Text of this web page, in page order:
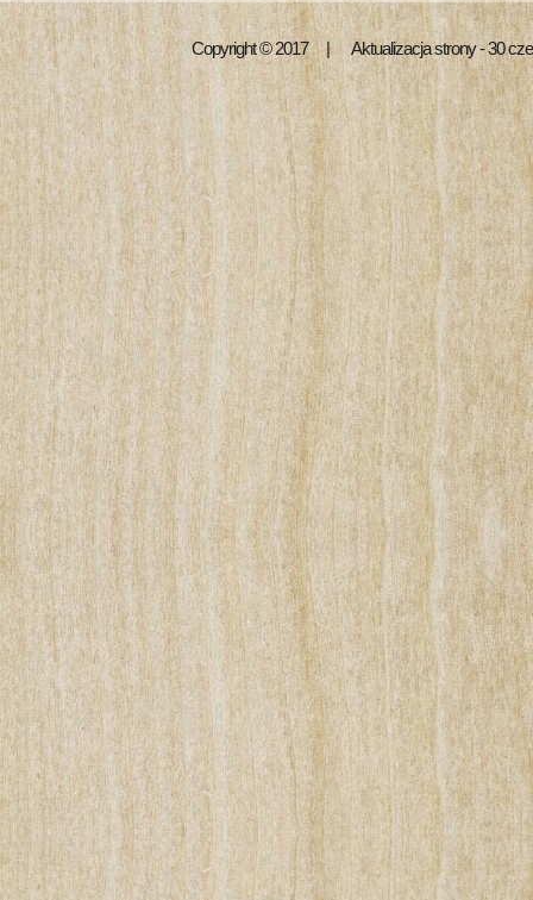
Copyright © 2017 | Aktualizacja strony - 30